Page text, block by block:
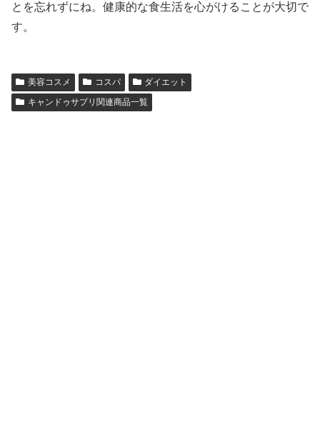
とを忘れずにね。健康的な食生活を心がけることが大切で
す。
美容コスメ コスパ
ダイエット
キャンドゥサプリ関連商品一覧